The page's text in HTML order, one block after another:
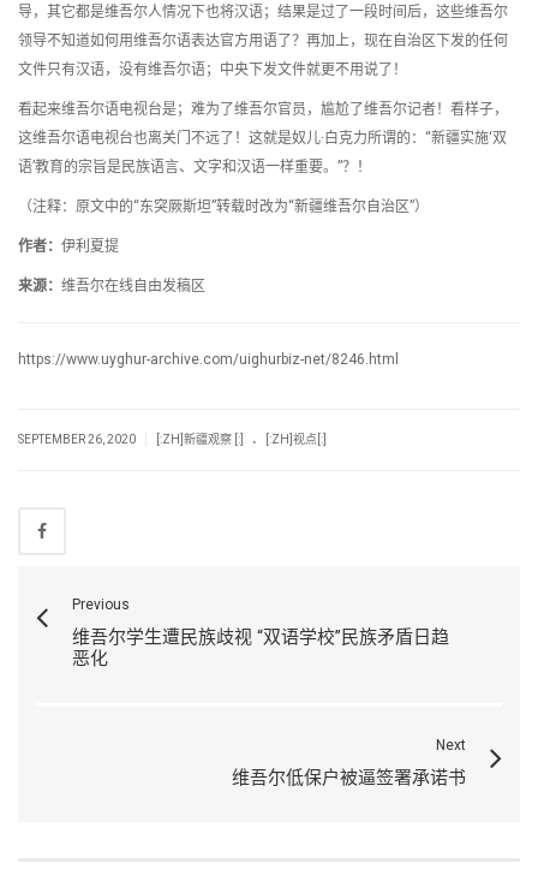
导，其它都是维吾尔人情况下也将汉语；结果是过了一段时间后，这些维吾尔
领导不知道如何用维吾尔语表达官方用语了？再加上，现在自治区下发的任何
文件只有汉语，没有维吾尔语；中央下发文件就更不用说了！
看起来维吾尔语电视台是；难为了维吾尔官员，尴尬了维吾尔记者！看样子，
这维吾尔语电视台也离关门不远了！这就是奴儿·白克力所谓的：“新疆实施‘双
语’教育的宗旨是民族语言、文字和汉语一样重要。”？！
（注释：原文中的“东突厥斯坦”转载时改为“新疆维吾尔自治区”）
作者： 伊利夏提
来源： 维吾尔在线自由发稿区
https://www.uyghur-archive.com/uighurbiz-net/8246.html
SEPTEMBER 26, 2020 [:ZH]新疆观察 [:] . [:ZH]视点[:]
Previous
维吾尔学生遭民族歧视 “双语学校”民族矛盾日趋
恶化
Next
维吾尔低保户被逼签署承诺书